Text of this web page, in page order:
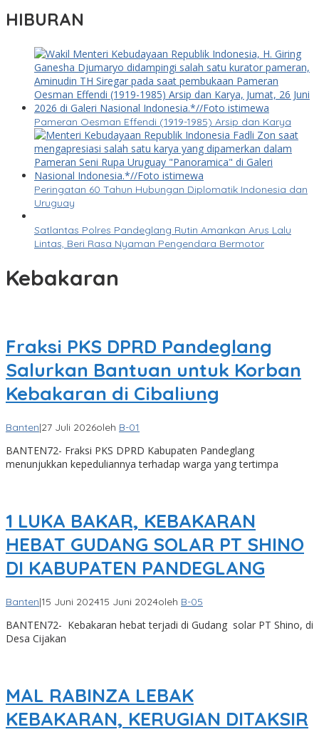
HIBURAN
Pameran Oesman Effendi (1919-1985) Arsip dan Karya
Peringatan 60 Tahun Hubungan Diplomatik Indonesia dan
Uruguay
Satlantas Polres Pandeglang Rutin Amankan Arus Lalu
Lintas, Beri Rasa Nyaman Pengendara Bermotor
Kebakaran
Fraksi PKS DPRD Pandeglang
Salurkan Bantuan untuk Korban
Kebakaran di Cibaliung
Banten|27 Juli 2026oleh B-01
BANTEN72- Fraksi PKS DPRD Kabupaten Pandeglang
menunjukkan kepeduliannya terhadap warga yang tertimpa
1 LUKA BAKAR, KEBAKARAN
HEBAT GUDANG SOLAR PT SHINO
DI KABUPATEN PANDEGLANG
Banten|15 Juni 202415 Juni 2024oleh B-05
BANTEN72- Kebakaran hebat terjadi di Gudang solar PT Shino, di
Desa Cijakan
MAL RABINZA LEBAK
KEBAKARAN, KERUGIAN DITAKSIR